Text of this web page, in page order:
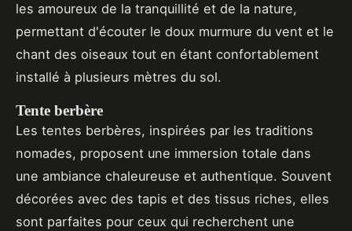
les amoureux de la tranquillité et de la nature,
permettant d'écouter le doux murmure du vent et le
chant des oiseaux tout en étant confortablement
installé à plusieurs mètres du sol.
Tente berbère
Les tentes berbères, inspirées par les traditions
nomades, proposent une immersion totale dans
une ambiance chaleureuse et authentique. Souvent
décorées avec des tapis et des tissus riches, elles
sont parfaites pour ceux qui recherchent une